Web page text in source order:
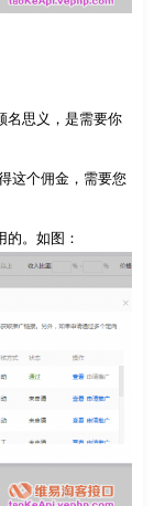
名思义，是需要你
这个佣金，需要您
。如图：